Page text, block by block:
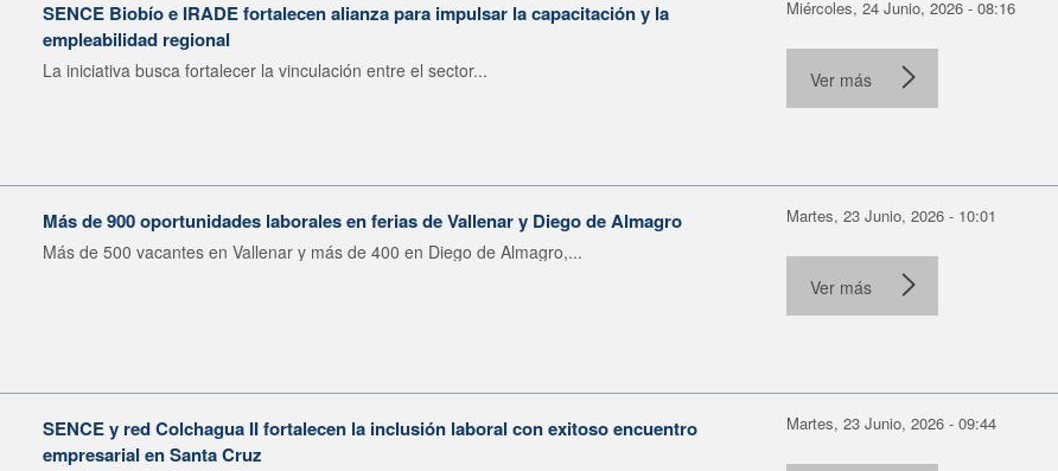
SENCE Biobío e IRADE fortalecen alianza para impulsar la capacitación y la
empleabilidad regional
La iniciativa busca fortalecer la vinculación entre el sector...
Miércoles, 24 Junio, 2026 - 08:16
Ver más
Más de 900 oportunidades laborales en ferias de Vallenar y Diego de Almagro
Más de 500 vacantes en Vallenar y más de 400 en Diego de Almagro,...
Martes, 23 Junio, 2026 - 10:01
Ver más
SENCE y red Colchagua II fortalecen la inclusión laboral con exitoso encuentro
empresarial en Santa Cruz
Martes, 23 Junio, 2026 - 09:44